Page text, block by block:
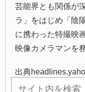
芸能界とも関係が
ラ」をはじめ「陰
に携わった特撮映
映像カメラマンを
出典